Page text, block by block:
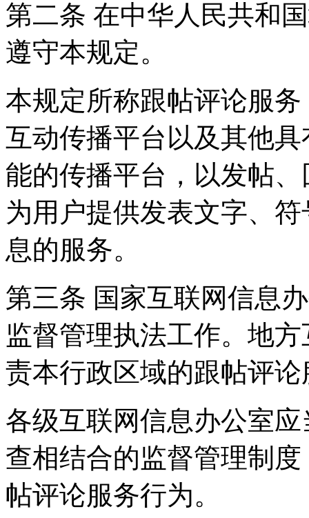
第二条 在中华人民共和
遵守本规定。
本规定所称跟帖评论服
互动传播平台以及其他
能的传播平台，以发帖
为用户提供发表文字、
息的服务。
第三条 国家互联网信息
监督管理执法工作。地
责本行政区域的跟帖评
各级互联网信息办公室
查相结合的监督管理制
帖评论服务行为。